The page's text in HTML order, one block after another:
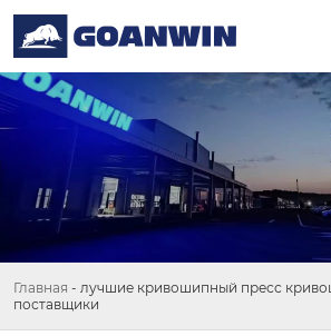
Главная - лучшие кривошипный пресс
поставщики